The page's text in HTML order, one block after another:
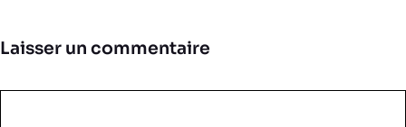
Laisser un commentaire